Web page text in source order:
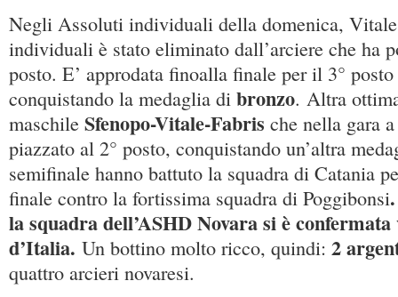
Negli Assoluti individuali della domenica,
individuali è stato eliminato dall’arciere che ha
posto. E’ approdata finoalla finale per il 3° posto
conquistando la medaglia di bronzo. Altra
maschile Sfenopo-Vitale-Fabris che nella gara
piazzato al 2° posto, conquistando un’altra
semifinale hanno battuto la squadra di Catania
finale contro la fortissima squadra di Poggibonsi
la squadra dell’ASHD Novara si è
d’Italia. Un bottino molto ricco, quindi: 2
quattro arcieri novaresi.